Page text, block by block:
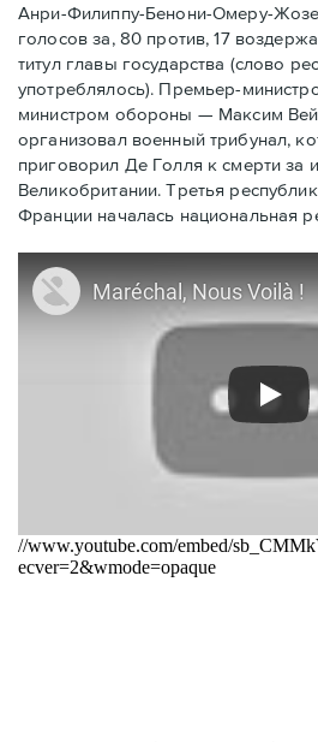
Анри-Филиппу-Бенони-Омеру-
голосов за, 80 против, 17
титул главы государства (слово
употреблялось). Премьер-
министром обороны — Максим
организовал военный трибунал,
приговорил Де Голля к смерти за
Великобритании. Третья
Франции началась национальная